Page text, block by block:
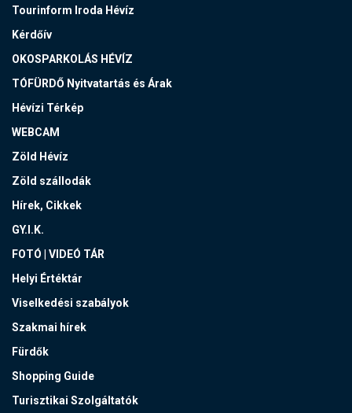
Tourinform Iroda Hévíz
Kérdőív
OKOSPARKOLÁS HÉVÍZ
TÓFÜRDŐ Nyitvatartás és Árak
Hévízi Térkép
WEBCAM
Zöld Hévíz
Zöld szállodák
Hírek, Cikkek
GY.I.K.
FOTÓ | VIDEÓ TÁR
Helyi Értéktár
Viselkedési szabályok
Szakmai hírek
Fürdők
Shopping Guide
Turisztikai Szolgáltatók